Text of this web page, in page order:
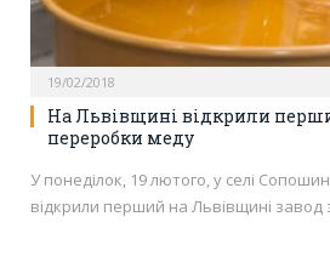
19/02/2018
На Львівщині відкрили
переробки меду
У понеділок, 19 лютого, у селі
відкрили перший на Львівщині завод